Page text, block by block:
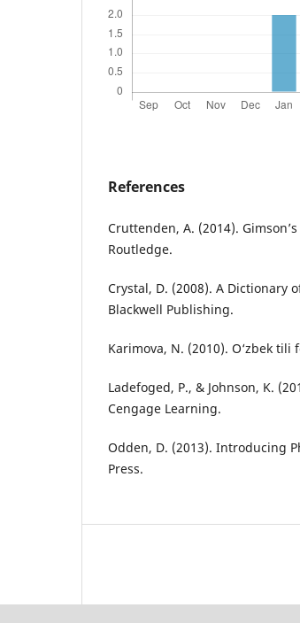
References
Cruttenden, A. (2014).
Routledge.
Crystal, D. (2008). A Dictionary
Blackwell Publishing.
Karimova, N. (2010). O‘zbek tili
Ladefoged, P., & Johnson, K.
Cengage Learning.
Odden, D. (2013). Introducing
Press.